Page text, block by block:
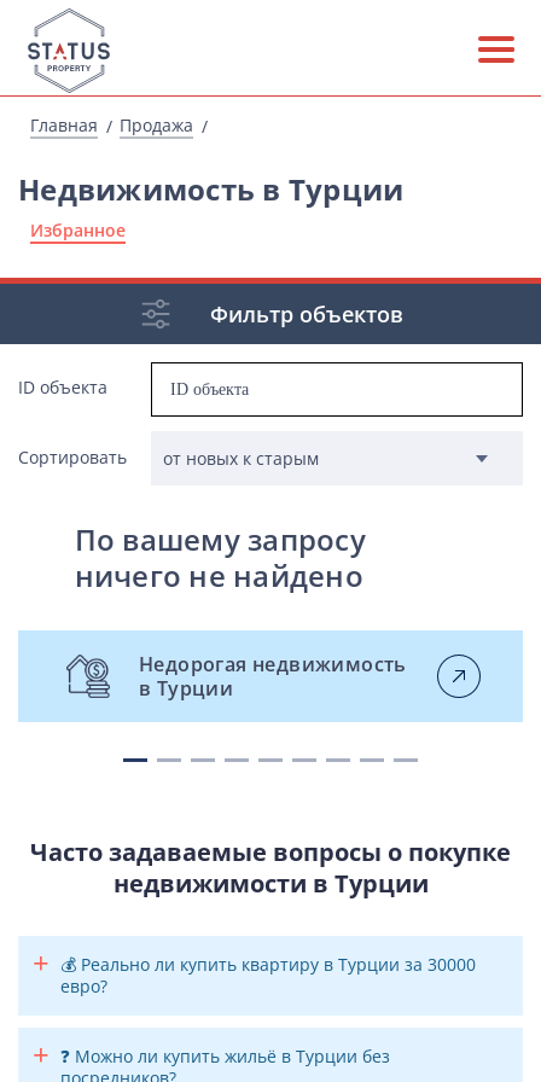
Главная Продажа
Недвижимость в Турции
Избранное
Фильтр объектов
ID объекта
Сортировать
По вашему запросу
ничего не найдено
Недорогая недвижимость
в Турции
Часто задаваемые вопросы о покупке
недвижимости в Турции
💰 Реально ли купить квартиру в Турции за 30000
евро?
Минимальный финансовый порог, с которым
❓ Можно ли купить жильё в Турции без